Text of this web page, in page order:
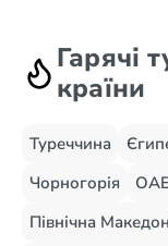
Гарячі
країни
Туреччина
Чорногорія
ОАЕ
Північна